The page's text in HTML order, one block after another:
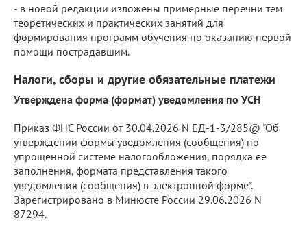
- в новой редакции изложены примерные перечни тем
теоретических и практических занятий для
формирования программ обучения по оказанию первой
помощи пострадавшим.
Налоги, сборы и другие обязательные платежи
Утверждена форма (формат) уведомления по УСН
Приказ ФНС России от 30.04.2026 N ЕД-1-3/285@ "Об
утверждении формы уведомления (сообщения) по
упрощенной системе налогообложения, порядка ее
заполнения, формата представления такого
уведомления (сообщения) в электронной форме".
Зарегистрировано в Минюсте России 29.06.2026 N
87294.